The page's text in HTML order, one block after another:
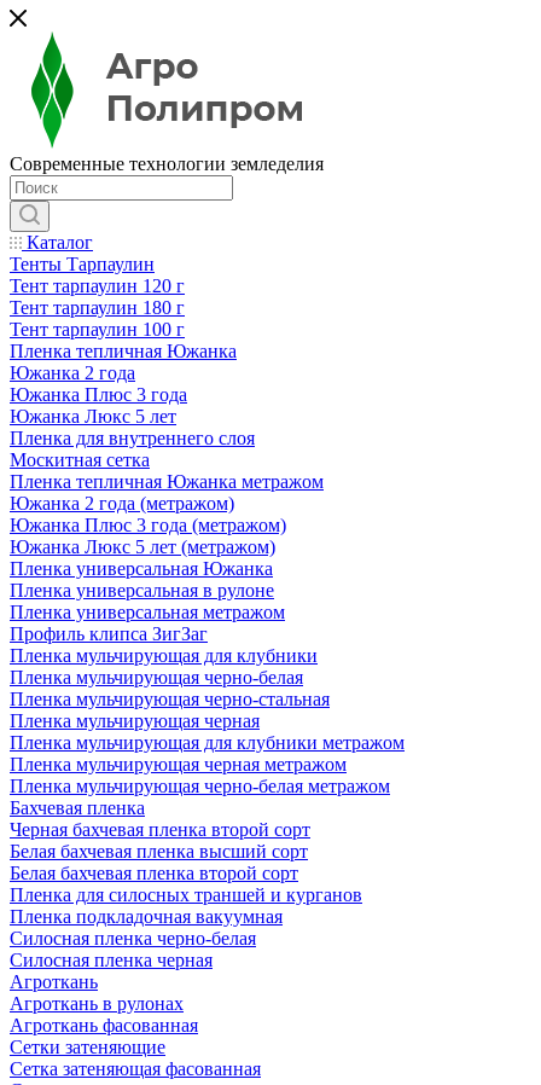
Современные технологии земледелия
Каталог
Тенты Тарпаулин
Тент тарпаулин 120 г
Тент тарпаулин 180 г
Тент тарпаулин 100 г
Пленка тепличная Южанка
Южанка 2 года
Южанка Плюс 3 года
Южанка Люкс 5 лет
Пленка для внутреннего слоя
Москитная сетка
Пленка тепличная Южанка метражом
Южанка 2 года (метражом)
Южанка Плюс 3 года (метражом)
Южанка Люкс 5 лет (метражом)
Пленка универсальная Южанка
Пленка универсальная в рулоне
Пленка универсальная метражом
Профиль клипса ЗигЗаг
Пленка мульчирующая для клубники
Пленка мульчирующая черно-белая
Пленка мульчирующая черно-стальная
Пленка мульчирующая черная
Пленка мульчирующая для клубники метражом
Пленка мульчирующая черная метражом
Пленка мульчирующая черно-белая метражом
Бахчевая пленка
Черная бахчевая пленка второй сорт
Белая бахчевая пленка высший сорт
Белая бахчевая пленка второй сорт
Пленка для силосных траншей и курганов
Пленка подкладочная вакуумная
Силосная пленка черно-белая
Силосная пленка черная
Агроткань
Агроткань в рулонах
Агроткань фасованная
Сетки затеняющие
Сетка затеняющая фасованная